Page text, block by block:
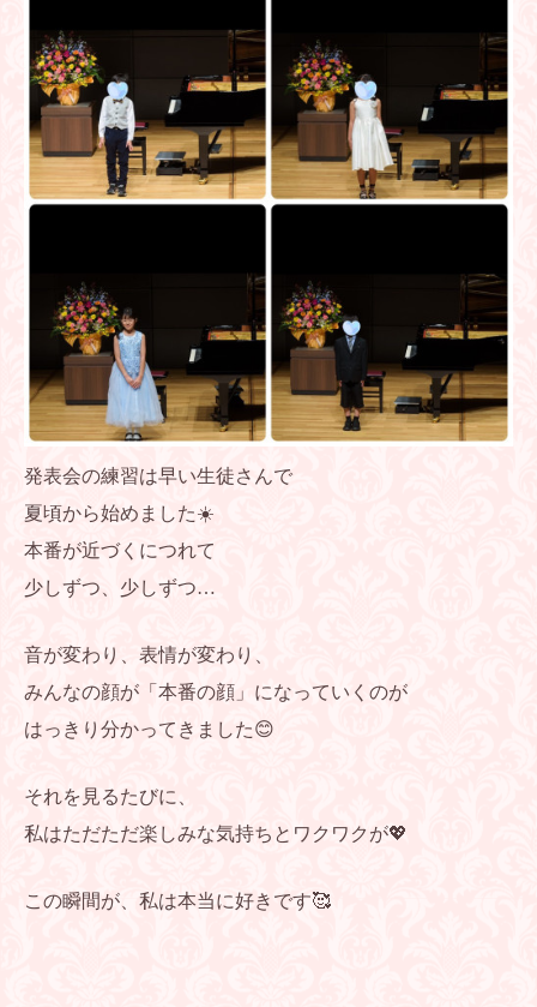
発表会の練習は早い生徒さんで
夏頃から始めました☀️
本番が近づくにつれて
少しずつ、少しずつ…
音が変わり、 表情が変わり、
みんなの顔が「本番の顔」になっていくのが
はっきり分かってきました😊
それを見るたびに、
私はただただ楽しみな気持ちとワクワクが💖
この瞬間が、 私は本当に好きです🥰